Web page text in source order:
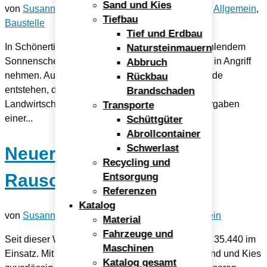
Sand und Kies
Tiefbau
Tief und Erdbau
Natursteinmauern
Abbruch
Rückbau
Brandschaden
Transporte
Schüttgüter
Abrollcontainer
Schwerlast
Recycling und
Entsorgung
Referenzen
Katalog
Material
Fahrzeuge und
Maschinen
Katalog gesamt
von Susanne Riesinger|Apr. 16, 2015| Allgemein,
Baustelle
In Schönerting bei Vilshofen konnten wir bei strahlendem
Sonnenschein den Abbruch eines Stallgebäudes in Angriff
nehmen. Auf der Hoffläche wird ein neues Gebäude
entstehen, das den Anforderungen der modernen
Landwirtschaft gerecht wird. Die gesetzlichen Vorgaben
einer...
Neuer 4-Achser in
Rauscheröd
von Susanne Riesinger|März 27, 2015 Allgemein
Seit dieser Woche ist unser neuer MAN 4-Achser 35.440 im
Einsatz. Mit 440 PS wird er zukünftig unseren Sand und Kies